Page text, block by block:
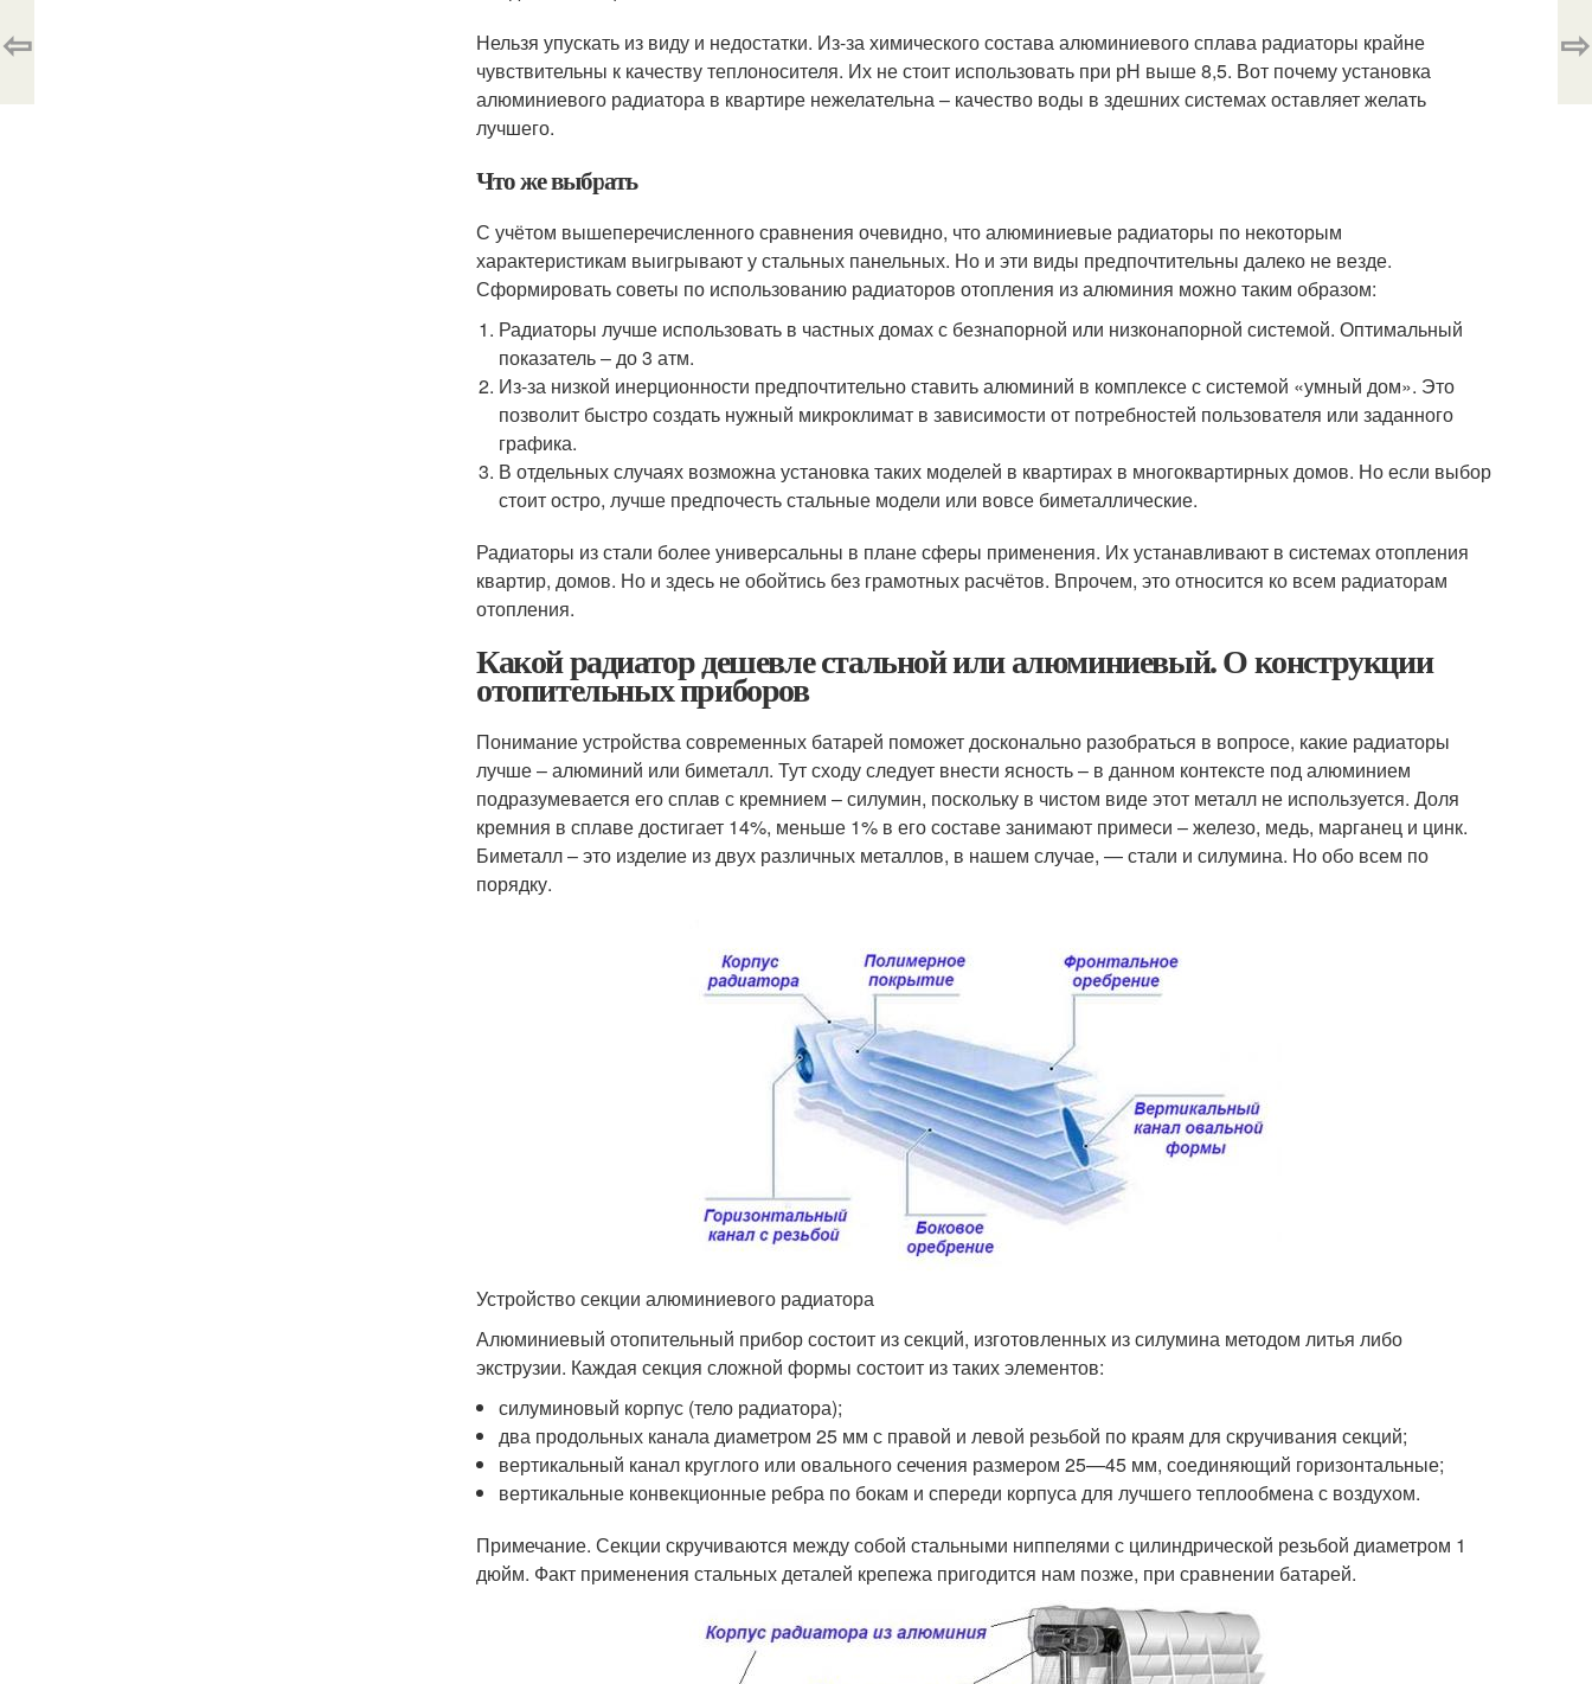
Нельзя упускать из виду и недостатки. Из-за химического состава алюминиевого сплава радиаторы крайне
чувствительны к качеству теплоносителя. Их не стоит использовать при рН выше 8,5. Вот почему установка
алюминиевого радиатора в квартире нежелательна – качество воды в здешних системах оставляет желать
лучшего.
Что же выбрать
С учётом вышеперечисленного сравнения очевидно, что алюминиевые радиаторы по некоторым
характеристикам выигрывают у стальных панельных. Но и эти виды предпочтительны далеко не везде.
Сформировать советы по использованию радиаторов отопления из алюминия можно таким образом:
Радиаторы лучше использовать в частных домах с безнапорной или низконапорной системой. Оптимальный
показатель – до 3 атм.
Из-за низкой инерционности предпочтительно ставить алюминий в комплексе с системой «умный дом». Это
позволит быстро создать нужный микроклимат в зависимости от потребностей пользователя или заданного
графика.
В отдельных случаях возможна установка таких моделей в квартирах в многоквартирных домов. Но если выбор
стоит остро, лучше предпочесть стальные модели или вовсе биметаллические.
Радиаторы из стали более универсальны в плане сферы применения. Их устанавливают в системах отопления
квартир, домов. Но и здесь не обойтись без грамотных расчётов. Впрочем, это относится ко всем радиаторам
отопления.
Какой радиатор дешевле стальной или алюминиевый. О конструкции
отопительных приборов
Понимание устройства современных батарей поможет досконально разобраться в вопросе, какие радиаторы
лучше – алюминий или биметалл. Тут сходу следует внести ясность – в данном контексте под алюминием
подразумевается его сплав с кремнием – силумин, поскольку в чистом виде этот металл не используется. Доля
кремния в сплаве достигает 14%, меньше 1% в его составе занимают примеси – железо, медь, марганец и цинк.
Биметалл – это изделие из двух различных металлов, в нашем случае, — стали и силумина. Но обо всем по
порядку.
Устройство секции алюминиевого радиатора
Алюминиевый отопительный прибор состоит из секций, изготовленных из силумина методом литья либо
экструзии. Каждая секция сложной формы состоит из таких элементов:
силуминовый корпус (тело радиатора);
два продольных канала диаметром 25 мм с правой и левой резьбой по краям для скручивания секций;
вертикальный канал круглого или овального сечения размером 25—45 мм, соединяющий горизонтальные;
вертикальные конвекционные ребра по бокам и спереди корпуса для лучшего теплообмена с воздухом.
Примечание. Секции скручиваются между собой стальными ниппелями с цилиндрической резьбой диаметром 1
дюйм. Факт применения стальных деталей крепежа пригодится нам позже, при сравнении батарей.
⇦ ⇨